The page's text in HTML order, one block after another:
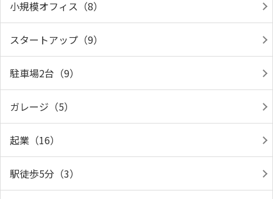
小規模オフィス（8）
スタートアップ（9）
駐車場2台（9）
ガレージ（5）
起業（16）
駅徒歩5分（3）